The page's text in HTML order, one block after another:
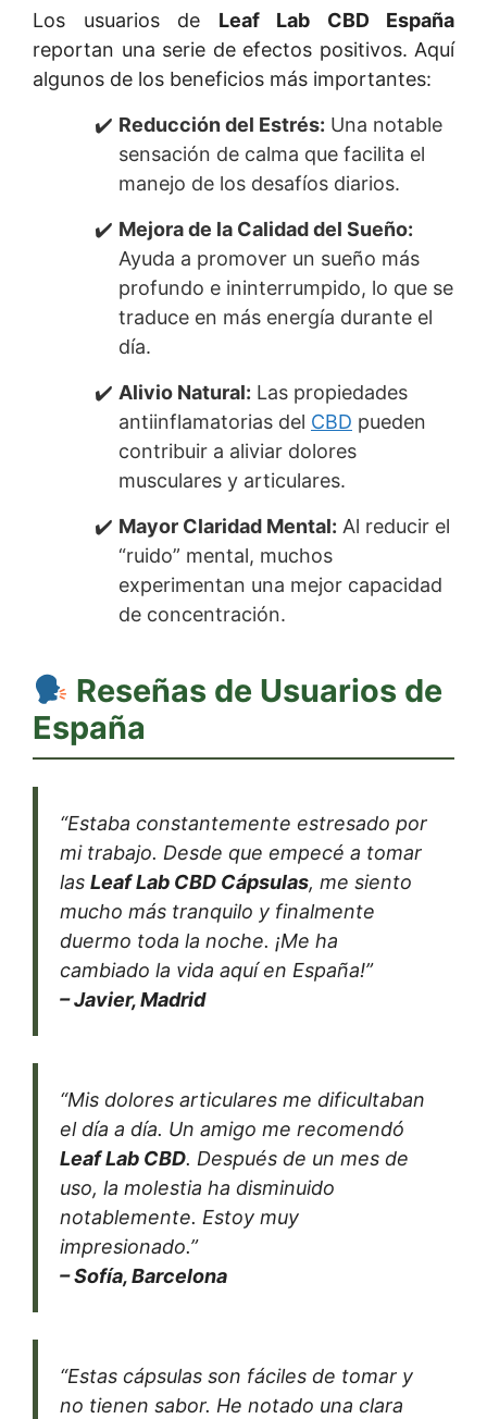
Los usuarios de Leaf Lab CBD España
reportan una serie de efectos positivos. Aquí
algunos de los beneficios más importantes:
Reducción del Estrés: Una notable
sensación de calma que facilita el
manejo de los desafíos diarios.
Mejora de la Calidad del Sueño:
Ayuda a promover un sueño más
profundo e ininterrumpido, lo que se
traduce en más energía durante el
día.
Alivio Natural: Las propiedades
antiinflamatorias del CBD pueden
contribuir a aliviar dolores
musculares y articulares.
Mayor Claridad Mental: Al reducir el
“ruido” mental, muchos
experimentan una mejor capacidad
de concentración.
Reseñas de Usuarios de
España
“Estaba constantemente estresado por
mi trabajo. Desde que empecé a tomar
las Leaf Lab CBD Cápsulas, me siento
mucho más tranquilo y finalmente
duermo toda la noche. ¡Me ha
cambiado la vida aquí en España!”
– Javier, Madrid
“Mis dolores articulares me dificultaban
el día a día. Un amigo me recomendó
Leaf Lab CBD. Después de un mes de
uso, la molestia ha disminuido
notablemente. Estoy muy
impresionado.”
– Sofía, Barcelona
“Estas cápsulas son fáciles de tomar y
no tienen sabor. He notado una clara